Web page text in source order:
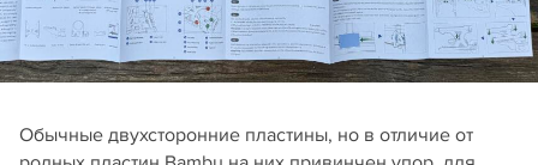
Обычные двухсторонние пластины, но в отличие от